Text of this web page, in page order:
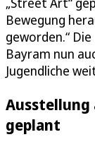
Bewegung
geworden.“
Bayram nun
Jugendliche
Ausstellung
geplant